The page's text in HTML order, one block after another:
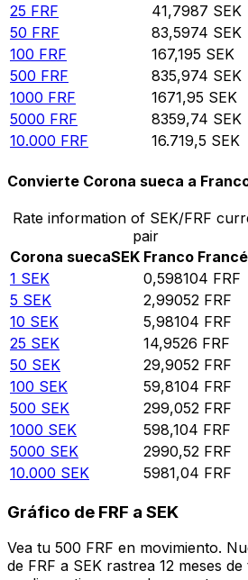
25 FRF 41,7987 SEK
50 FRF 83,5974 SEK
100 FRF 167,195 SEK
500 FRF 835,974 SEK
1000 FRF 1671,95 SEK
5000 FRF 8359,74 SEK
10.000 FRF 16.719,5 SEK
Convierte Corona sueca a
Rate information of SEK/FRF
pair
Corona suecaSEK Franco
1 SEK 0,598104 FRF
5 SEK 2,99052 FRF
10 SEK 5,98104 FRF
25 SEK 14,9526 FRF
50 SEK 29,9052 FRF
100 SEK 59,8104 FRF
500 SEK 299,052 FRF
1000 SEK 598,104 FRF
5000 SEK 2990,52 FRF
10.000 SEK 5981,04 FRF
Gráfico de FRF a SEK
Vea tu 500 FRF en movimiento.
de FRF a SEK rastrea 12 meses